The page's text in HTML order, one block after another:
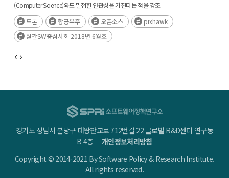
(Computer Science)와도 밀접한 연관성을 가진다는 점을 강조
항공우주연구는 성과를 이끌어내기까지의 과정이 매우 복잡하게 이루어지는데, 본
세미나에서는 군집 비행 기술 연구 과정에서의 애로사항 극복과 오픈소스 활용에 대해
소개로 구성
드론 항공우주 오픈소스
pixhawk
월간SW중심사회 2018년 6월호
경기도 성남시 분당구 대왕판교로 712번길 22 글로벌 R&D센터 연구동
B 4층개인정보처리방침
Copyright © 2014-2021 By Software Policy & Research Institute.
All rights reserved.